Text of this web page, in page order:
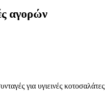
αγορών
για υγιεινές